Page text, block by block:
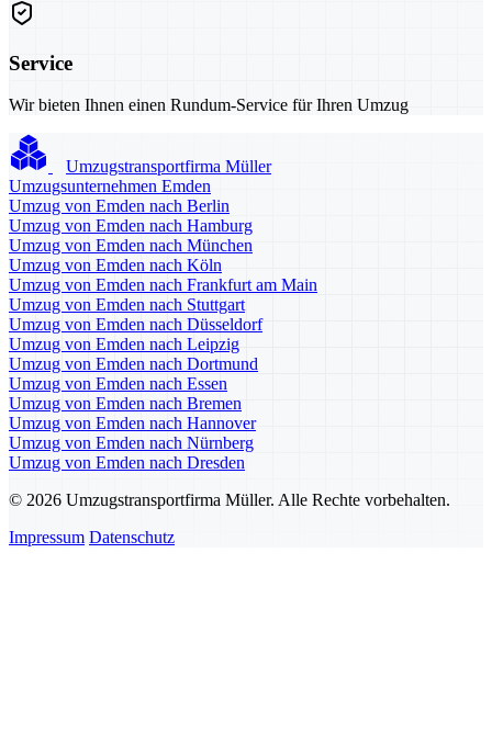
Service
Wir bieten Ihnen einen Rundum-Service für Ihren Umzug
Umzugstransportfirma Müller
Umzugsunternehmen Emden
Umzug von Emden nach Berlin
Umzug von Emden nach Hamburg
Umzug von Emden nach München
Umzug von Emden nach Köln
Umzug von Emden nach Frankfurt am Main
Umzug von Emden nach Stuttgart
Umzug von Emden nach Düsseldorf
Umzug von Emden nach Leipzig
Umzug von Emden nach Dortmund
Umzug von Emden nach Essen
Umzug von Emden nach Bremen
Umzug von Emden nach Hannover
Umzug von Emden nach Nürnberg
Umzug von Emden nach Dresden
© 2026 Umzugstransportfirma Müller. Alle Rechte vorbehalten.
Impressum Datenschutz